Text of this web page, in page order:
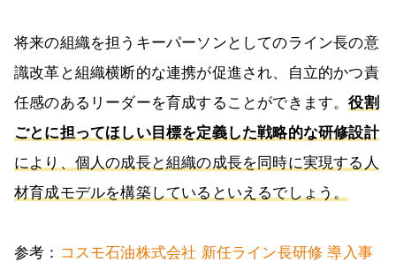
将来の組織を担うキーパーソンとしてのライン長の意
識改革と組織横断的な連携が促進され、自立的かつ責
任感のあるリーダーを育成することができます。役割
ごとに担ってほしい目標を定義した戦略的な研修設計
により、個人の成長と組織の成長を同時に実現する人
材育成モデルを構築しているといえるでしょう。
参考： コスモ石油株式会社 新任ライン長研修 導入事